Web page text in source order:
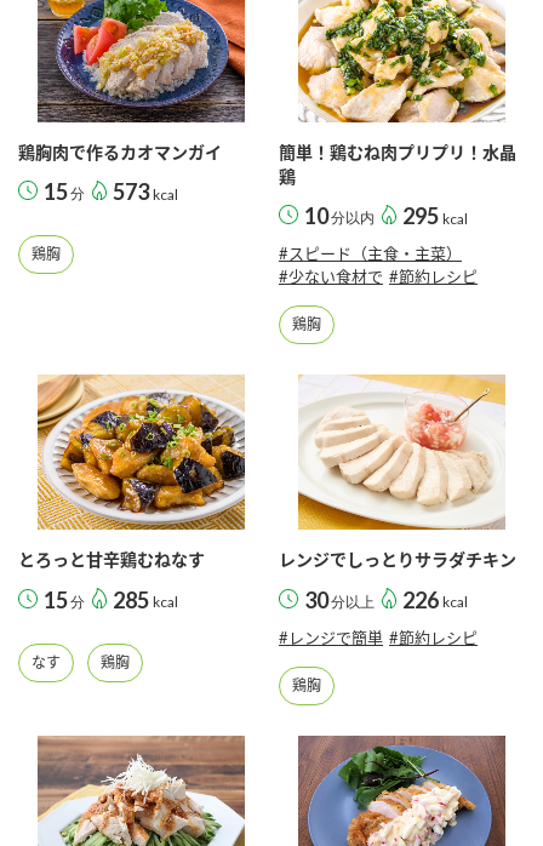
鶏胸肉で作るカオマンガイ
15分 573 kcal
鶏胸
簡単！鶏むね肉プリプリ！水晶
鶏
10分以内 295 kcal
#スピード（主食・主菜）
#少ない食材で #節約レシピ
鶏胸
とろっと甘辛鶏むねなす
15分 285 kcal
なす 鶏胸
レンジでしっとりサラダチキン
30分以上 226 kcal
#レンジで簡単 #節約レシピ
鶏胸